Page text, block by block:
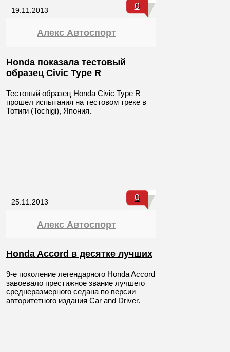
19.11.2013 0
Алекс Автоспорт
Honda показала тестовый
образец Civic Type R
Тестовый образец Honda Civic Type R
прошел испытания на тестовом треке в
Тотиги (Tochigi), Япония.
25.11.2013 0
Алекс Автоспорт
Honda Accord в десятке лучших
9-е поколение легендарного Honda Accord
завоевало престижное звание лучшего
среднеразмерного седана по версии
авторитетного издания Car and Driver.